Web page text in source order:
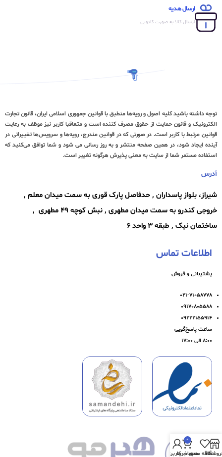
ارسال هدیه
ارسال کالا به صورت کادویی
توجه داشته باشید کلیه اصول و رویه‏‌ها منطبق با قوانین جمهوری اسلامی ایران، قانون تجارت
الکترونیک و قانون حمایت از حقوق مصرف کننده است و متعاقبا کاربر نیز موظف به رعایت
قوانین مرتبط با کاربر است. در صورتی که در قوانین مندرج، رویه‏‌ها و سرویس‏‌ها تغییراتی در
آینده ایجاد شود، در همین صفحه منتشر و به روز رسانی می شود و شما توافق می‏‌کنید که
استفاده مستمر شما از سایت به معنی پذیرش هرگونه تغییر است.
آدرس
شیراز، بلواز پاسداران , حدفاصل پارک قوری به سمت میدان معلم ,
خروجی کندرو به سمت میدان مطهری , نبش کوچه ۴۹ مطهری ,
ساختمان نیک , طبقه ۳ واحد ۶
اطلاعات تماس
پشتیبانی و فروش
۰۲۱-۷۱۰۵۸۷۷۸
۰۹۱۷۰۸۰۵۵۸۸
۰۹۲۲۲۱۵۵۹۱۴
ساعت پاسخ‌گویی
۸:۰۰ الی ۱۷:۰۰
علاقه مندی
0
سبد خرید
حساب کاربری من